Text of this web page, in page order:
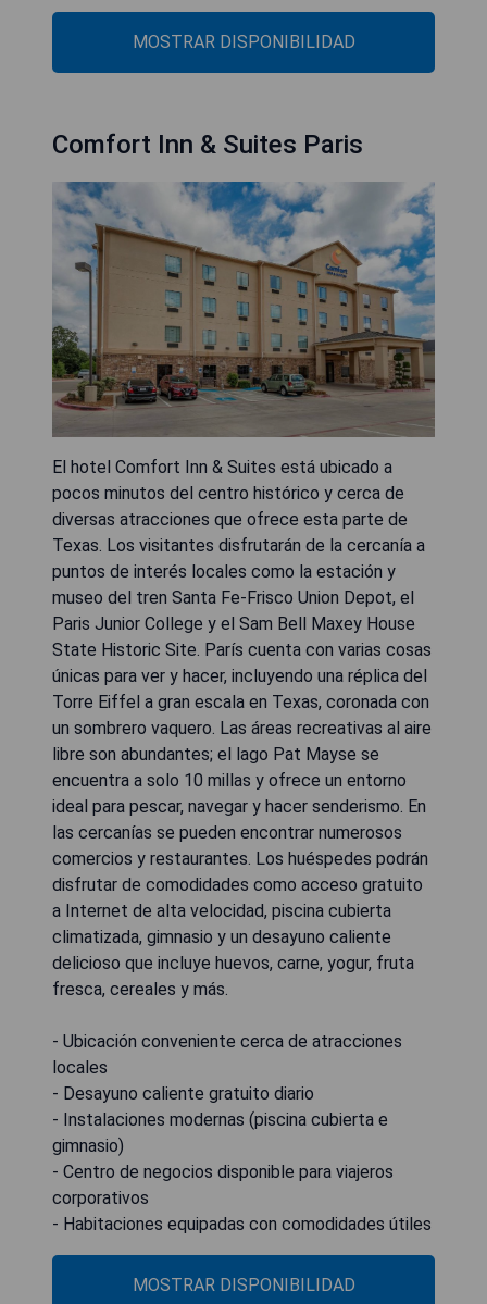
MOSTRAR DISPONIBILIDAD
Comfort Inn & Suites Paris
El hotel Comfort Inn & Suites está ubicado a
pocos minutos del centro histórico y cerca de
diversas atracciones que ofrece esta parte de
Texas. Los visitantes disfrutarán de la cercanía a
puntos de interés locales como la estación y
museo del tren Santa Fe-Frisco Union Depot, el
Paris Junior College y el Sam Bell Maxey House
State Historic Site. París cuenta con varias cosas
únicas para ver y hacer, incluyendo una réplica del
Torre Eiffel a gran escala en Texas, coronada con
un sombrero vaquero. Las áreas recreativas al aire
libre son abundantes; el lago Pat Mayse se
encuentra a solo 10 millas y ofrece un entorno
ideal para pescar, navegar y hacer senderismo. En
las cercanías se pueden encontrar numerosos
comercios y restaurantes. Los huéspedes podrán
disfrutar de comodidades como acceso gratuito
a Internet de alta velocidad, piscina cubierta
climatizada, gimnasio y un desayuno caliente
delicioso que incluye huevos, carne, yogur, fruta
fresca, cereales y más.
- Ubicación conveniente cerca de atracciones
locales
- Desayuno caliente gratuito diario
- Instalaciones modernas (piscina cubierta e
gimnasio)
- Centro de negocios disponible para viajeros
corporativos
- Habitaciones equipadas con comodidades útiles
MOSTRAR DISPONIBILIDAD